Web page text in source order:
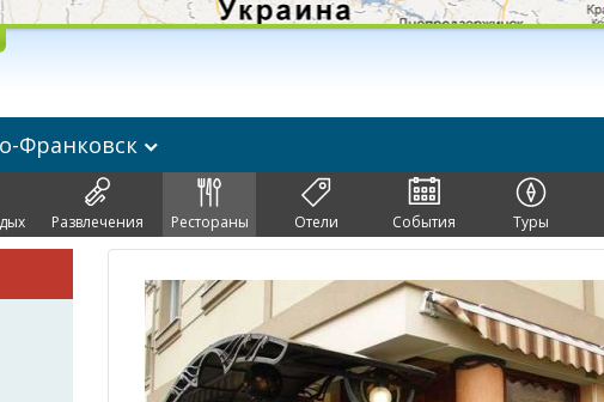
Франковск
Развлечения Рестораны Отели События Туры